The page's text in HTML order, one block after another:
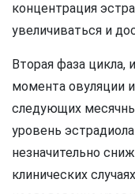
концентрация
увеличиваться и
Вторая фаза цикла,
момента овуляции
следующих
уровень
незначительно
клинических